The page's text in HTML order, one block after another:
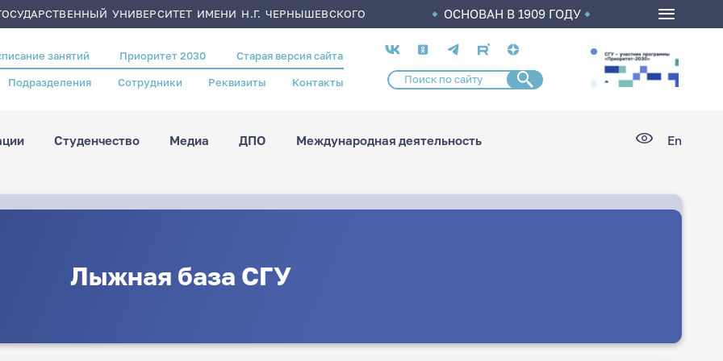
УНИВЕРСИТЕТ ИМЕНИ Н.Г. ЧЕРНЫШЕВСКОГО ОСНОВАН В 1909 ГОДУ
занятий Приоритет 2030 Старая версия сайта
Подразделения Сотрудники Реквизиты Контакты
Социальные
сети
Студенчество Медиа ДПО Международная деятельность En
Лыжная база СГУ